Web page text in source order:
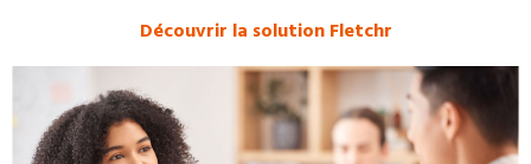
Découvrir la solution Fletchr